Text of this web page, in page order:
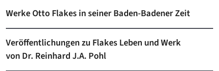
Werke Otto Flakes in seiner Baden-Badener Zeit
Veröffentlichungen zu Flakes Leben und Werk
von Dr. Reinhard J.A. Pohl